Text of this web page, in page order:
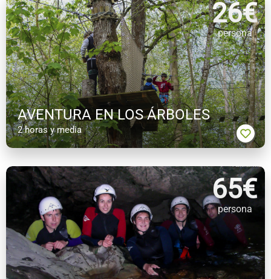
26€
persona
AVENTURA EN LOS ÁRBOLES
2 horas y media
65€
persona